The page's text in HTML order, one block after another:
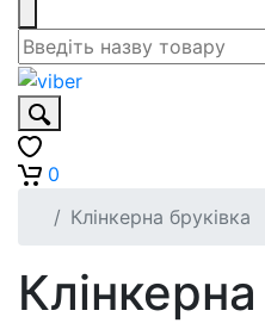
0
Клінкерна бруківка